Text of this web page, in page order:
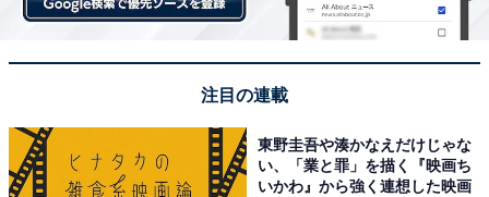
注目の連載
東野圭吾や湊かなえだけじゃな
い、「業と罪」を描く『映画ち
いかわ』から強く連想した映画